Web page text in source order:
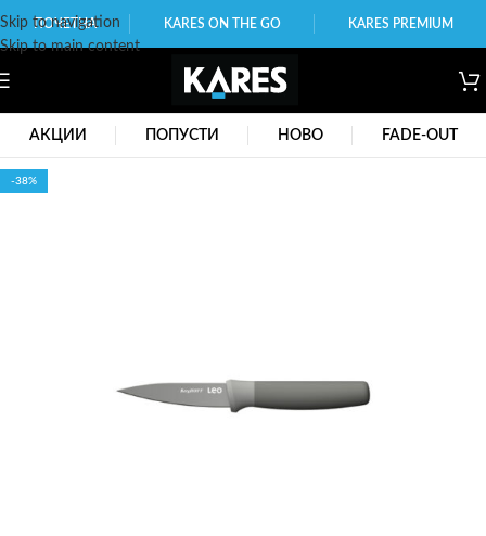
Skip to navigation
Skip to main content
ПОЧЕТНА KARES ON THE GO KARES PREMIUM
АКЦИИ ПОПУСТИ НОВО FADE-OUT
-38%